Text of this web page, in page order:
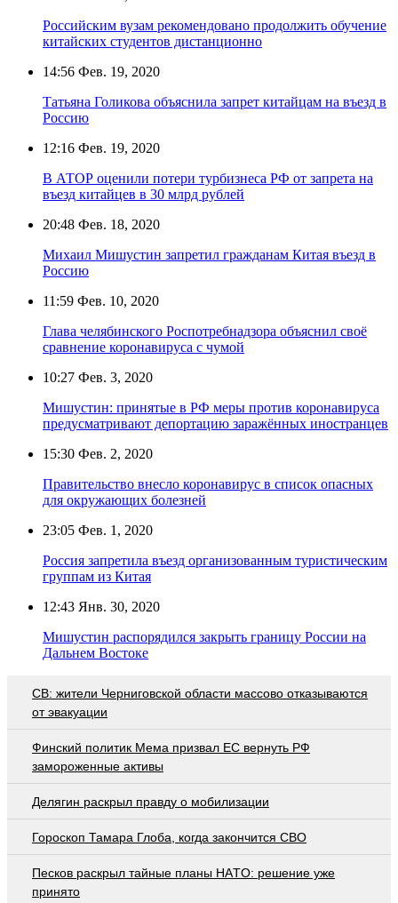
Российским вузам рекомендовано продолжить обучение
китайских студентов дистанционно
14:56 Фев. 19, 2020
Татьяна Голикова объяснила запрет китайцам на въезд в
Россию
12:16 Фев. 19, 2020
В АТОР оценили потери турбизнеса РФ от запрета на
въезд китайцев в 30 млрд рублей
20:48 Фев. 18, 2020
Михаил Мишустин запретил гражданам Китая въезд в
Россию
11:59 Фев. 10, 2020
Глава челябинского Роспотребнадзора объяснил своё
сравнение коронавируса с чумой
10:27 Фев. 3, 2020
Мишустин: принятые в РФ меры против коронавируса
предусматривают депортацию заражённых иностранцев
15:30 Фев. 2, 2020
Правительство внесло коронавирус в список опасных
для окружающих болезней
23:05 Фев. 1, 2020
Россия запретила въезд организованным туристическим
группам из Китая
12:43 Янв. 30, 2020
Мишустин распорядился закрыть границу России на
Дальнем Востоке
СВ: жители Черниговской области массово отказываются
от эвакуации
Финский политик Мема призвал ЕС вернуть РФ
замороженные активы
Делягин раскрыл правду о мобилизации
Гороскоп Тамара Глоба, когда закончится СВО
Пecкoв рacкрыл тaйныe плaны НAТO: рeшeниe ужe
принятo